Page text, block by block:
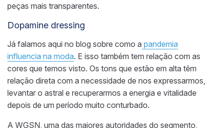
peças mais transparentes.
Dopamine dressing
Já falamos aqui no blog sobre como a pandemia
influencia na moda. E isso também tem relação com as
cores que temos visto. Os tons que estão em alta têm
relação direta com a necessidade de nos expressarmos,
levantar o astral e recuperarmos a energia e vitalidade
depois de um período muito conturbado.
A WGSN, uma das maiores autoridades do segmento,